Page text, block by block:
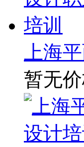
上海
暂无